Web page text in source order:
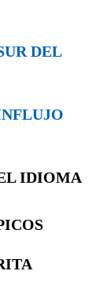
DEL
IDIOMA